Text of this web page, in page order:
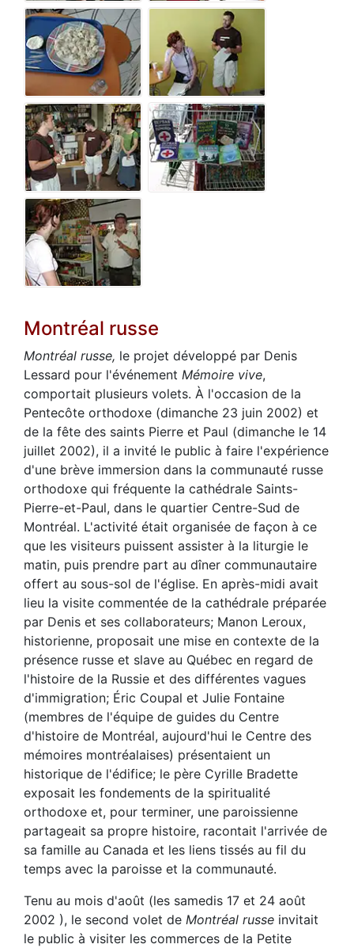
Montréal russe
Montréal russe, le projet développé par Denis
Lessard pour l'événement Mémoire vive,
comportait plusieurs volets. À l'occasion de la
Pentecôte orthodoxe (dimanche 23 juin 2002) et
de la fête des saints Pierre et Paul (dimanche le 14
juillet 2002), il a invité le public à faire l'expérience
d'une brève immersion dans la communauté russe
orthodoxe qui fréquente la cathédrale Saints-
Pierre-et-Paul, dans le quartier Centre-Sud de
Montréal. L'activité était organisée de façon à ce
que les visiteurs puissent assister à la liturgie le
matin, puis prendre part au dîner communautaire
offert au sous-sol de l'église. En après-midi avait
lieu la visite commentée de la cathédrale préparée
par Denis et ses collaborateurs; Manon Leroux,
historienne, proposait une mise en contexte de la
présence russe et slave au Québec en regard de
l'histoire de la Russie et des différentes vagues
d'immigration; Éric Coupal et Julie Fontaine
(membres de l'équipe de guides du Centre
d'histoire de Montréal, aujourd'hui le Centre des
mémoires montréalaises) présentaient un
historique de l'édifice; le père Cyrille Bradette
exposait les fondements de la spiritualité
orthodoxe et, pour terminer, une paroissienne
partageait sa propre histoire, racontait l'arrivée de
sa famille au Canada et les liens tissés au fil du
temps avec la paroisse et la communauté.
Tenu au mois d'août (les samedis 17 et 24 août
2002 ), le second volet de Montréal russe invitait
le public à visiter les commerces de la Petite